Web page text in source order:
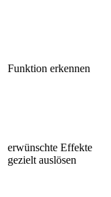
Funktion erkennen
erwünschte Effekte
gezielt auslösen